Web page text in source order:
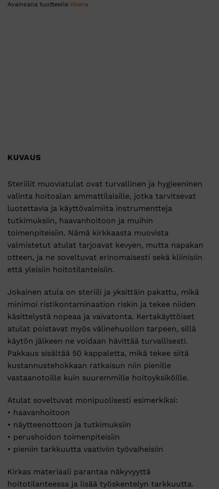
Avainsana tuotteelle Abena
KUVAUS
Steriilit muoviatulat ovat turvallinen ja hygieeninen
valinta hoitoalan ammattilaisille, jotka tarvitsevat
luotettavia ja käyttövalmiita instrumentteja
tutkimuksiin, haavanhoitoon ja muihin
toimenpiteisiin. Nämä kirkkaasta muovista
valmistetut atulat tarjoavat kevyen, mutta napakan
otteen, ja ne soveltuvat erinomaisesti sekä kliinisiin
että yleisiin hoitotilanteisiin.
Jokainen atula on steriili ja yksittäin pakattu, mikä
minimoi ristikontaminaation riskin ja tekee niiden
käsittelystä nopeaa ja vaivatonta. Kertakäyttöiset
atulat poistavat myös välinehuollon tarpeen, sillä
käytön jälkeen ne voidaan hävittää turvallisesti.
Pakkaus sisältää 50 kappaletta, mikä tekee siitä
kustannustehokkaan ratkaisun niin pienille
vastaanotoille kuin suuremmille hoitoyksiköille.
Atulat soveltuvat monipuolisesti esimerkiksi:
• haavanhoitoon
• näytteenottoon ja tutkimuksiin
• perushoidon toimenpiteisiin
• pieniin tarkkuutta vaativiin työvaiheisiin
Kirkas materiaali parantaa näkyvyyttä
hoitotilanteessa ja lisää työskentelyn tarkkuutta.